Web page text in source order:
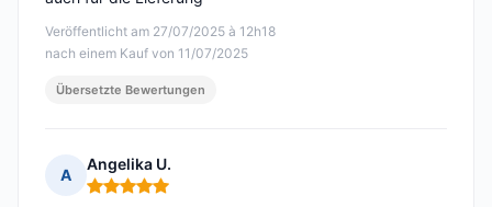
Veröffentlicht am 27/07/2025 à 12h18
nach einem Kauf von 11/07/2025
Übersetzte Bewertungen
A
Angelika U.
Hinweis: 5 von 5